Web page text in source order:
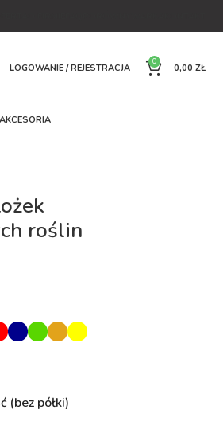
LOGOWANIE / REJESTRACJA
0
0,00 ZŁ
AKCESORIA
roślin
(bez półki)